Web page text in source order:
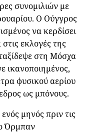
συνομιλιών με
Ο Ούγγρος
να κερδίσει
εκλογές της
στη Μόσχα
ικανοποιημένος,
φυσικού αερίου
ως μπόνους.
μηνός πριν τις
Όρμπαν